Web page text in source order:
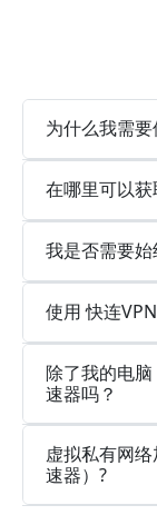
为什么我需
在哪里可以
我是否需要
使用 快连
除了我的电
速器吗？
虚拟私有网
速器）?